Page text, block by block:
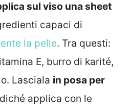
sul viso una sheet
capaci di
la pelle. Tra questi:
E, burro di karité,
Lasciala in posa per
applica con le